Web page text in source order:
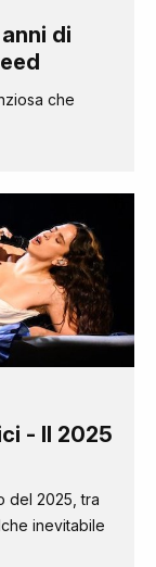
di
che
- Il 2025
del 2025, tra
inevitabile